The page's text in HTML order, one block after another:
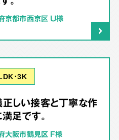
京都市西京区 U様
･3K
しい接客と丁寧な作
足です。
大阪市鶴見区 F様